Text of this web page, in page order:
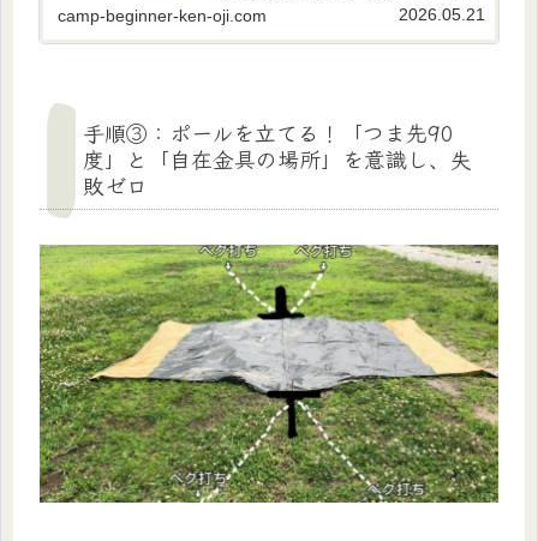
習得しちゃいましょう。
camp-beginner-ken-oji.com 2026.05.21
手順③：ポールを立てる！「つま先90
度」と「自在金具の場所」を意識し、失
敗ゼロ